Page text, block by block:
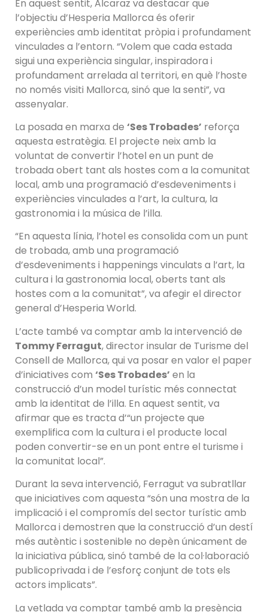
En aquest sentit, Alcaraz va destacar que
l’objectiu d’Hesperia Mallorca és oferir
experiències amb identitat pròpia i profundament
vinculades a l’entorn. “Volem que cada estada
sigui una experiència singular, inspiradora i
profundament arrelada al territori, en què l’hoste
no només visiti Mallorca, sinó que la senti”, va
assenyalar.
La posada en marxa de ‘Ses Trobades’ reforça
aquesta estratègia. El projecte neix amb la
voluntat de convertir l’hotel en un punt de
trobada obert tant als hostes com a la comunitat
local, amb una programació d’esdeveniments i
experiències vinculades a l’art, la cultura, la
gastronomia i la música de l’illa.
“En aquesta línia, l’hotel es consolida com un punt
de trobada, amb una programació
d’esdeveniments i happenings vinculats a l’art, la
cultura i la gastronomia local, oberts tant als
hostes com a la comunitat”, va afegir el director
general d’Hesperia World.
L’acte també va comptar amb la intervenció de
Tommy Ferragut, director insular de Turisme del
Consell de Mallorca, qui va posar en valor el paper
d’iniciatives com ‘Ses Trobades’en la
construcció d’un model turístic més connectat
amb la identitat de l’illa. En aquest sentit, va
afirmar que es tracta d’“un projecte que
exemplifica com la cultura i el producte local
poden convertir-se en un pont entre el turisme i
la comunitat local”.
Durant la seva intervenció, Ferragut va subratllar
que iniciatives com aquesta “són una mostra de la
implicació i el compromís del sector turístic amb
Mallorca i demostren que la construcció d’un destí
més autèntic i sostenible no depèn únicament de
la iniciativa pública, sinó també de la col·laboració
publicoprivada i de l’esforç conjunt de tots els
actors implicats”.
La vetlada va comptar també amb la presència